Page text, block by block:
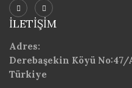
İLETIŞIM
Adres:
Derebaşekin Köyü
Türkiye